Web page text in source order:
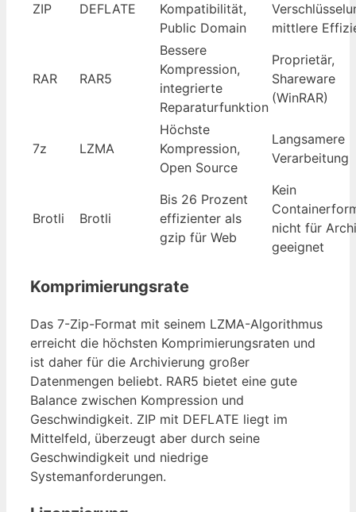
ZIP DEFLATE
Kompatibilität,
Public Domain
mittlere
RAR RAR5
Bessere
Kompression,
integrierte
Reparaturfunktion
Proprietär,
Shareware
(WinRAR)
7z LZMA
Höchste
Kompression,
Open Source
Langsamere
Verarbeitung
Brotli Brotli
Bis 26 Prozent
effizienter als
gzip für Web
Kein
nicht für
geeignet
Komprimierungsrate
Das 7-Zip-Format mit seinem LZMA-Algorithmus
erreicht die höchsten Komprimierungsraten und
ist daher für die Archivierung großer
Datenmengen beliebt. RAR5 bietet eine gute
Balance zwischen Kompression und
Geschwindigkeit. ZIP mit DEFLATE liegt im
Mittelfeld, überzeugt aber durch seine
Geschwindigkeit und niedrige
Systemanforderungen.